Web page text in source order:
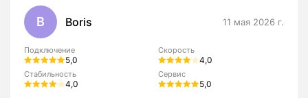
B Boris 11 мая 2026 г.
Подключение
5,0
Скорость
4,0
Стабильность
4,0
Сервис
5,0